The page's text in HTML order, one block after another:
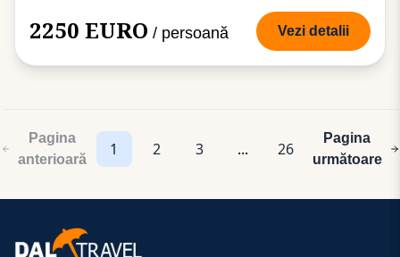
2250 EURO / persoană Vezi detalii
Pagina
anterioară
1 2 3 ... 26
Pagina
următoare